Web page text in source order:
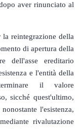
aver rinunciato al
la reintegrazione della
di apertura della
dell'asse ereditario
e l'entità della
il valore
sicché quest'ultimo,
l'esistenza,
rivalutazione